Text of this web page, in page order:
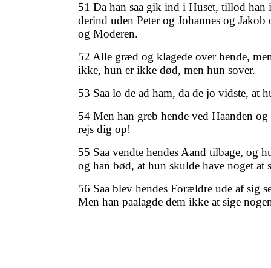
51 Da han saa gik ind i Huset, tillod han
derind uden Peter og Johannes og Jakob
og Moderen.
52 Alle græd og klagede over hende,
ikke, hun er ikke død, men hun sover.
53 Saa lo de ad ham, da de jo vidste, at
54 Men han greb hende ved Haanden
rejs dig op!
55 Saa vendte hendes Aand tilbage, og
og han bød, at hun skulde have noget at
56 Saa blev hendes Forældre ude af sig
Men han paalagde dem ikke at sige